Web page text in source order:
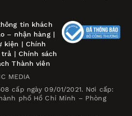
tin khách
– nhận hàng|
kiện | Chính
trả | Chính sách
Thành viên
MEDIA
cấp ngày 09/01/2021. Nơi cấp:
phố Hồ Chí Minh – Phòng